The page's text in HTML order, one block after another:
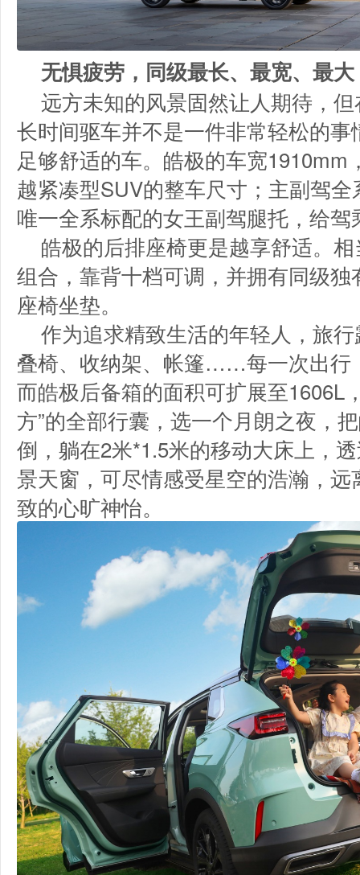
无惧疲劳，同级最长、最宽、最
远方未知的风景固然让人期待，
长时间驱车并不是一件非常轻松的
足够舒适的车。皓极的车宽1910mm
越紧凑型SUV的整车尺寸；主副驾
唯一全系标配的女王副驾腿托，给
皓极的后排座椅更是越享舒适。
组合，靠背十档可调，并拥有同级
座椅坐垫。
作为追求精致生活的年轻人，旅
叠椅、收纳架、帐篷……每一次出行
而皓极后备箱的面积可扩展至1606L
方”的全部行囊，选一个月朗之夜，
倒，躺在2米*1.5米的移动大床上，
景天窗，可尽情感受星空的浩瀚，
致的心旷神怡。